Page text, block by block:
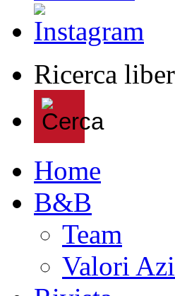
Ricerca
Home
B&B
Team
Valori